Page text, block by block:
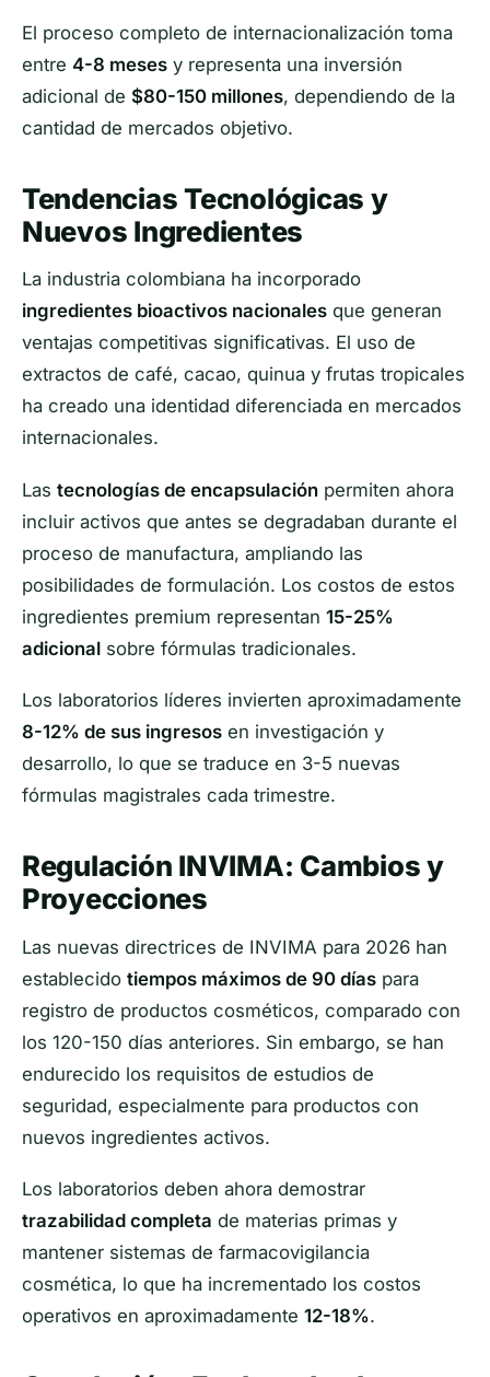
El proceso completo de internacionalización toma
entre 4-8 meses y representa una inversión
adicional de $80-150 millones, dependiendo de la
cantidad de mercados objetivo.
Tendencias Tecnológicas y
Nuevos Ingredientes
La industria colombiana ha incorporado
ingredientes bioactivos nacionales que generan
ventajas competitivas significativas. El uso de
extractos de café, cacao, quinua y frutas tropicales
ha creado una identidad diferenciada en mercados
internacionales.
Las tecnologías de encapsulación permiten ahora
incluir activos que antes se degradaban durante el
proceso de manufactura, ampliando las
posibilidades de formulación. Los costos de estos
ingredientes premium representan 15-25%
adicional sobre fórmulas tradicionales.
Los laboratorios líderes invierten aproximadamente
8-12% de sus ingresos en investigación y
desarrollo, lo que se traduce en 3-5 nuevas
fórmulas magistrales cada trimestre.
Regulación INVIMA: Cambios y
Proyecciones
Las nuevas directrices de INVIMA para 2026 han
establecido tiempos máximos de 90 días para
registro de productos cosméticos, comparado con
los 120-150 días anteriores. Sin embargo, se han
endurecido los requisitos de estudios de
seguridad, especialmente para productos con
nuevos ingredientes activos.
Los laboratorios deben ahora demostrar
trazabilidad completa de materias primas y
mantener sistemas de farmacovigilancia
cosmética, lo que ha incrementado los costos
operativos en aproximadamente 12-18%.